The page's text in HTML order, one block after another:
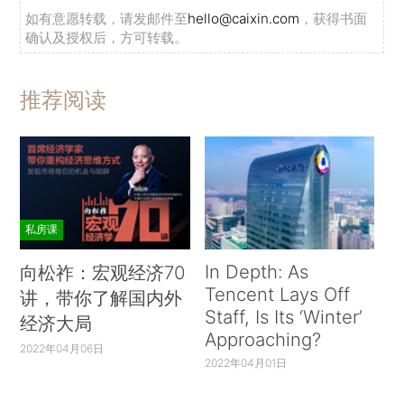
如有意愿转载，请发邮件至hello@caixin.com ，获得书面
确认及授权后，方可转载。
推荐阅读
私房课
向松祚：宏观经济70
讲，带你了解国内外
经济大局
2022年04月06日
In Depth: As
Tencent Lays Off
Staff, Is Its ‘Winter’
Approaching?
2022年04月01日